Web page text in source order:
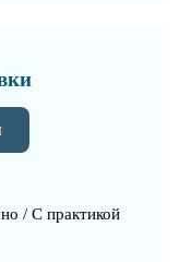
/ С практикой